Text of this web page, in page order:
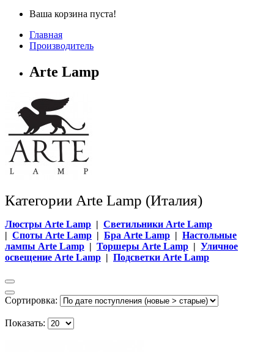
Ваша корзина пуста!
Главная
Производитель
Arte Lamp
Категории Arte Lamp (Италия)
Люстры Arte Lamp
Светильники Arte Lamp
Споты Arte Lamp Бра Arte Lamp
Настольные
лампы Arte Lamp
Торшеры Arte Lamp
Уличное
освещение Arte Lamp
Подсветки Arte Lamp
Сортировка:
Показать: